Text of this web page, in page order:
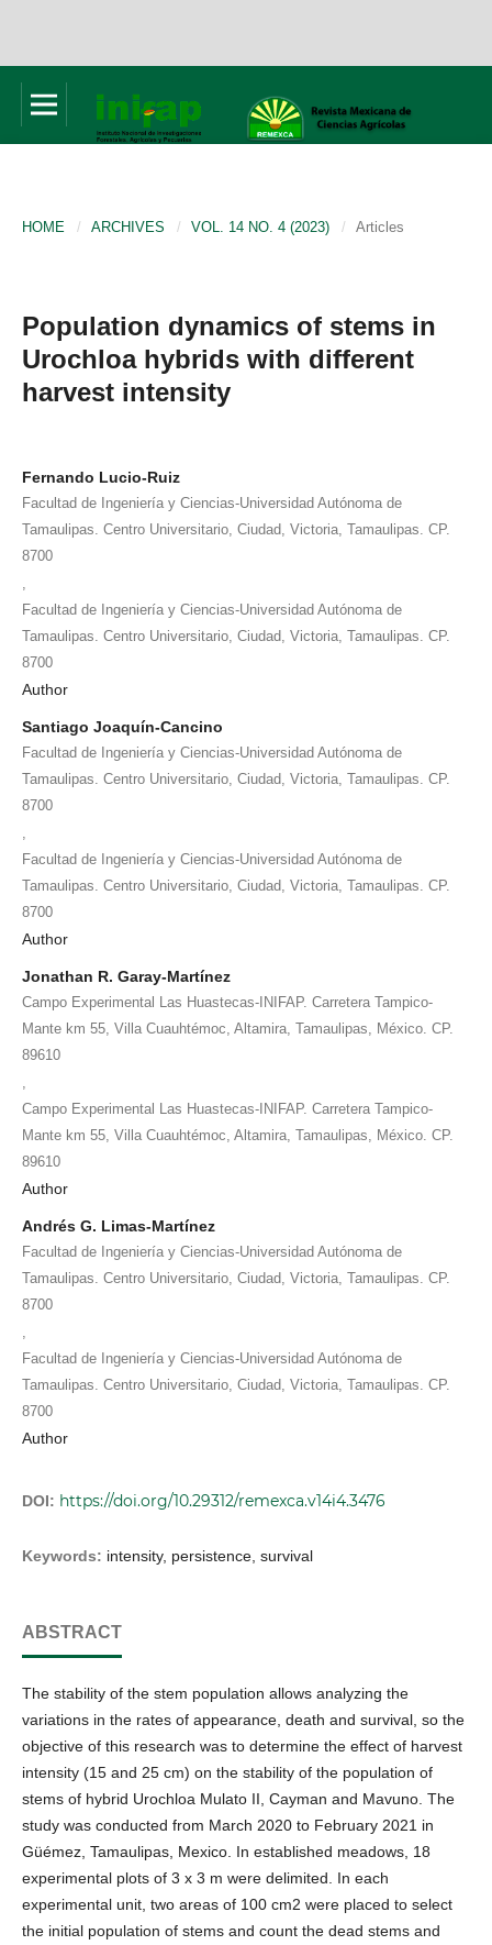
HOME / ARCHIVES / VOL. 14 NO. 4 (2023) / Articles
Population dynamics of stems in
Urochloa hybrids with different
harvest intensity
Fernando Lucio-Ruiz
Facultad de Ingeniería y Ciencias-Universidad Autónoma de
Tamaulipas. Centro Universitario, Ciudad, Victoria, Tamaulipas. CP.
8700
Facultad de Ingeniería y Ciencias-Universidad Autónoma de
Tamaulipas. Centro Universitario, Ciudad, Victoria, Tamaulipas. CP.
8700
Author
Santiago Joaquín-Cancino
Facultad de Ingeniería y Ciencias-Universidad Autónoma de
Tamaulipas. Centro Universitario, Ciudad, Victoria, Tamaulipas. CP.
8700
Facultad de Ingeniería y Ciencias-Universidad Autónoma de
Tamaulipas. Centro Universitario, Ciudad, Victoria, Tamaulipas. CP.
8700
Author
Jonathan R. Garay-Martínez
Campo Experimental Las Huastecas-INIFAP. Carretera Tampico-
Mante km 55, Villa Cuauhtémoc, Altamira, Tamaulipas, México. CP.
89610
Campo Experimental Las Huastecas-INIFAP. Carretera Tampico-
Mante km 55, Villa Cuauhtémoc, Altamira, Tamaulipas, México. CP.
89610
Author
Andrés G. Limas-Martínez
Facultad de Ingeniería y Ciencias-Universidad Autónoma de
Tamaulipas. Centro Universitario, Ciudad, Victoria, Tamaulipas. CP.
8700
Facultad de Ingeniería y Ciencias-Universidad Autónoma de
Tamaulipas. Centro Universitario, Ciudad, Victoria, Tamaulipas. CP.
8700
Author
DOI: https://doi.org/10.29312/remexca.v14i4.3476
Keywords: intensity, persistence, survival
ABSTRACT
The stability of the stem population allows analyzing the
variations in the rates of appearance, death and survival, so the
objective of this research was to determine the effect of harvest
intensity (15 and 25 cm) on the stability of the population of
stems of hybrid Urochloa Mulato II, Cayman and Mavuno. The
study was conducted from March 2020 to February 2021 in
Güémez, Tamaulipas, Mexico. In established meadows, 18
experimental plots of 3 x 3 m were delimited. In each
experimental unit, two areas of 100 cm2 were placed to select
the initial population of stems and count the dead stems and